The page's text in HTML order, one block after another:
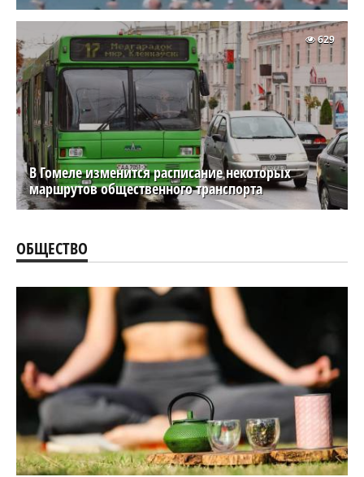
В Гомеле изменится расписание некоторых
маршрутов общественного транспорта
629
ОБЩЕСТВО